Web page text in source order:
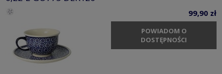
99,90 zł
POWIADOM O
DOSTĘPNOŚCI